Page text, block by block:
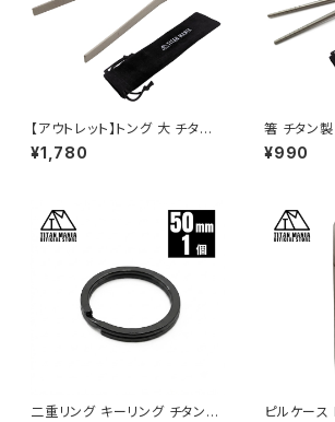
【アウトレット】トング 大 チタン
製 ミニ コンパクト 超軽量 頑丈
25.5cm 255mm 先が付かない
アウトドア キャンプ用品 収納袋
付き
¥1,780
箸 チタン
角箸 菜箸
膳 滑り止
¥990
二重リング キーリング チタン製
ピルケース